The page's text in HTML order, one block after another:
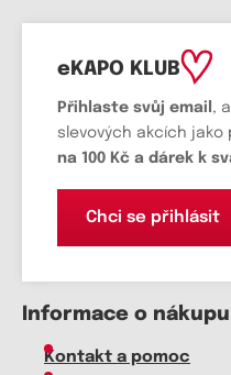
eKAPO KLUB
Přihlaste svůj email ,
slevových akcích jako
na 100 Kč a dárek k
Chci se přihlásit
Informace o nákupu
Kontakt a pomoc